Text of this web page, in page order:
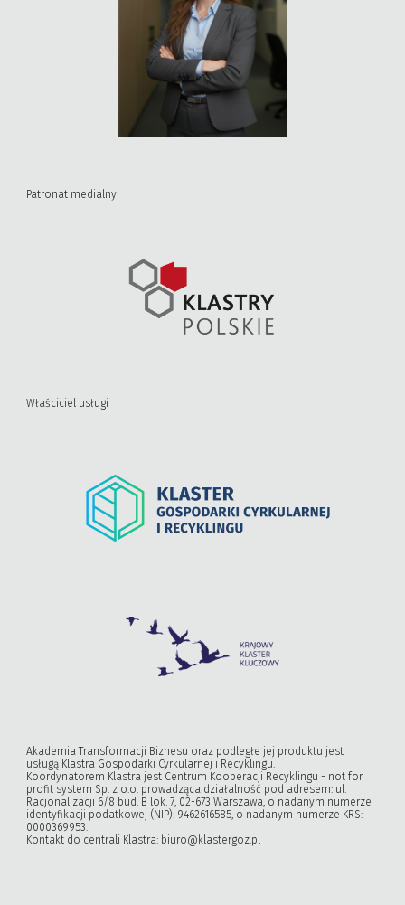
Patronat medialny
Właściciel usługi
Akademia Transformacji Biznesu oraz podległe jej produktu jest
usługą Klastra Gospodarki Cyrkularnej i Recyklingu.
Koordynatorem Klastra jest Centrum Kooperacji Recyklingu - not for
profit system Sp. z o.o. prowadząca działalność pod adresem: ul.
Racjonalizacji 6/8 bud. B lok. 7, 02-673 Warszawa, o nadanym numerze
identyfikacji podatkowej (NIP): 9462616585, o nadanym numerze KRS:
0000369953.
Kontakt do centrali Klastra: biuro@klastergoz.pl